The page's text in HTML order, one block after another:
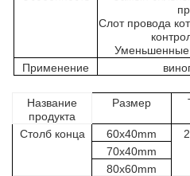
Слот провода
Уменьшенные
Применение
Название
продукта
Размер
Столб конца
60x40mm
70x40mm
80x60mm